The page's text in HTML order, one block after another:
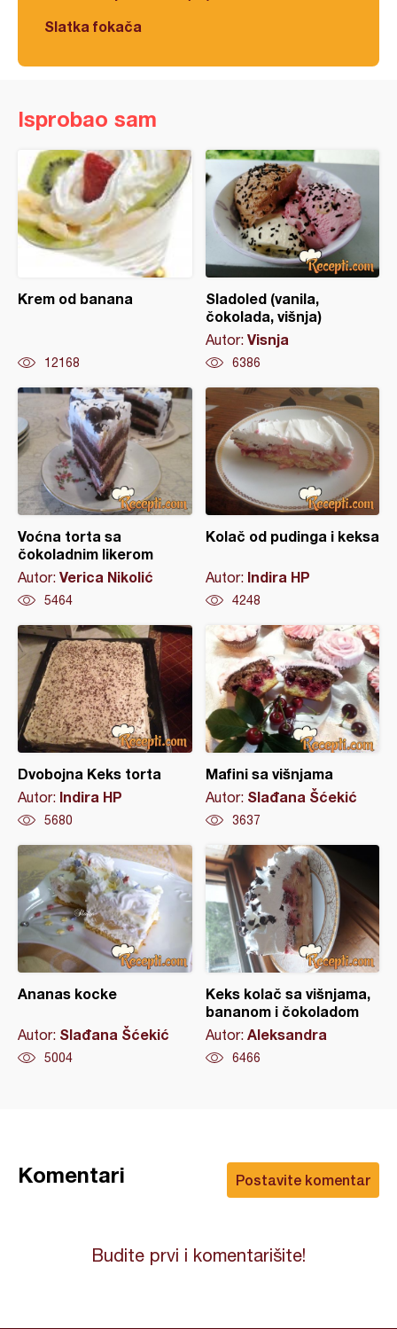
Slatka fokača
Isprobao sam
Krem od banana
12168
Sladoled (vanila,
čokolada, višnja)
Autor: Visnja
6386
Voćna torta sa
čokoladnim likerom
Autor: Verica Nikolić
5464
Kolač od pudinga i keksa
Autor: Indira HP
4248
Dvobojna Keks torta
Autor: Indira HP
5680
Mafini sa višnjama
Autor: Slađana Šćekić
3637
Ananas kocke
Autor: Slađana Šćekić
5004
Keks kolač sa višnjama,
bananom i čokoladom
Autor: Aleksandra
6466
Postavite komentar
Komentari
Budite prvi i komentarišite!